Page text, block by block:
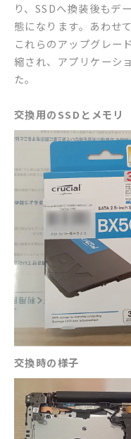
り、SSDへ換装後もデ
態になります。あわせ
これらのアップグレー
縮され、アプリケーシ
た。
交換用のSSDとメモリ
交換時の様子